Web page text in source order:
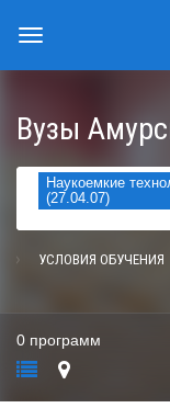
Вузы
Наукоемкие
(27.04.07)
УСЛОВИЯ ОБУЧЕНИЯ
0 программ